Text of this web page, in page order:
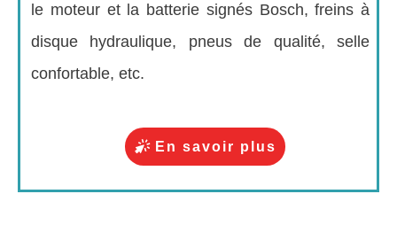
le moteur et la batterie signés Bosch, freins à
disque hydraulique, pneus de qualité, selle
confortable, etc.
En savoir plus